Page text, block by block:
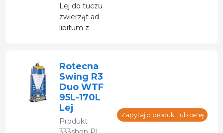
Lej do tuczu
zwierząt ad
libitum z
dostępem z
obu stron.
Rotecna
Swing R3
Duo WTF
95L-170L
Lej
Produkt
Zapytaj o produkt lub cenę